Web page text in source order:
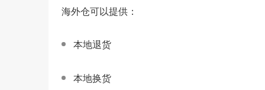
海外仓可以提供：
本地退货
本地换货